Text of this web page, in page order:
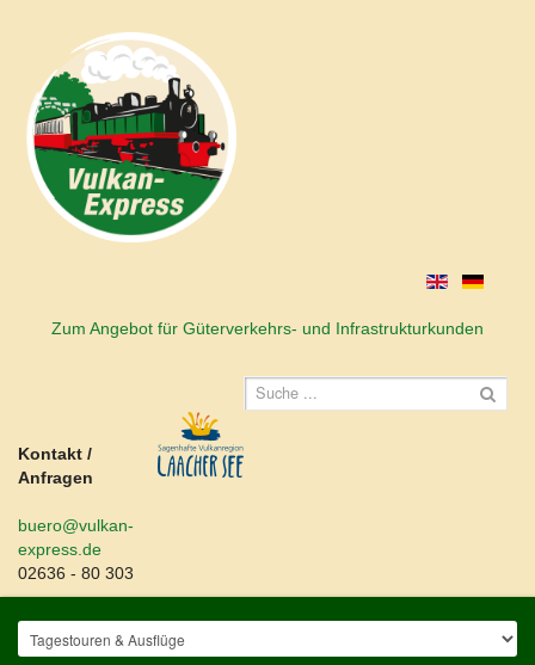
Zum Angebot für Güterverkehrs- und Infrastrukturkunden
Kontakt /
Anfragen
buero@vulkan-
express.de
02636 - 80 303